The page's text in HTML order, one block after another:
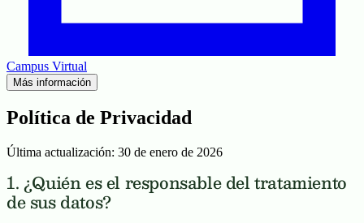
Campus Virtual
Más información
Política de Privacidad
Última actualización: 30 de enero de 2026
1. ¿Quién es el responsable del tratamiento
de sus datos?